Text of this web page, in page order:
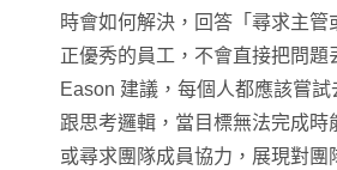
時會如何解決，回答「尋求主
正優秀的員工，不會直接把問題
Eason 建議，每個人都應該嘗
跟思考邏輯，當目標無法完成時
或尋求團隊成員協力，展現對團